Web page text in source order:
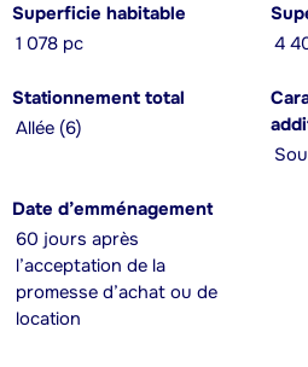
Superficie habitable
1 078 pc
4
Stationnement total
Allée (6)
Date d’emménagement
60 jours après
l’acceptation de la
promesse d’achat ou de
location